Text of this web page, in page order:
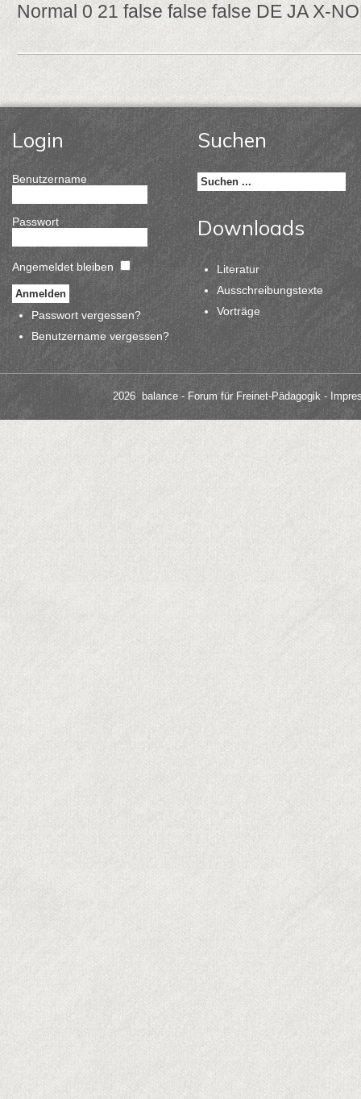
Normal 0 21 false false false DE JA X-
Login
Benutzername
Passwort
Angemeldet bleiben
Passwort vergessen?
Benutzername vergessen?
Suchen
Downloads
Literatur
Ausschreibungstexte
Vorträge
2026 balance - Forum für Freinet-Pädagogik -